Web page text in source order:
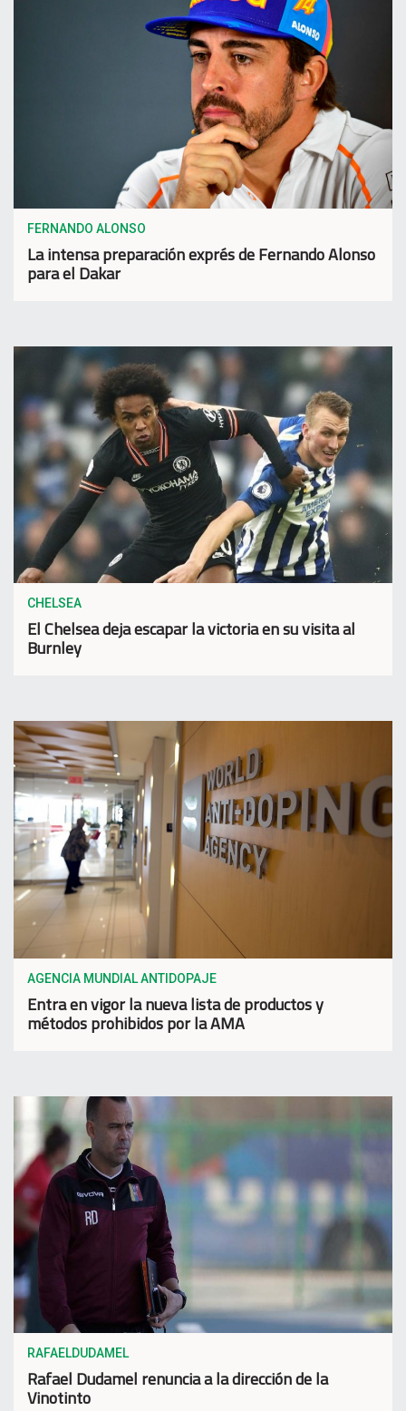
FERNANDO ALONSO
La intensa preparación exprés de Fernando Alonso
para el Dakar
CHELSEA
El Chelsea deja escapar la victoria en su visita al
Burnley
AGENCIA MUNDIAL ANTIDOPAJE
Entra en vigor la nueva lista de productos y
métodos prohibidos por la AMA
RAFAELDUDAMEL
Rafael Dudamel renuncia a la dirección de la
Vinotinto